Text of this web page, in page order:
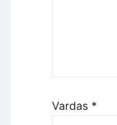
Vardas *